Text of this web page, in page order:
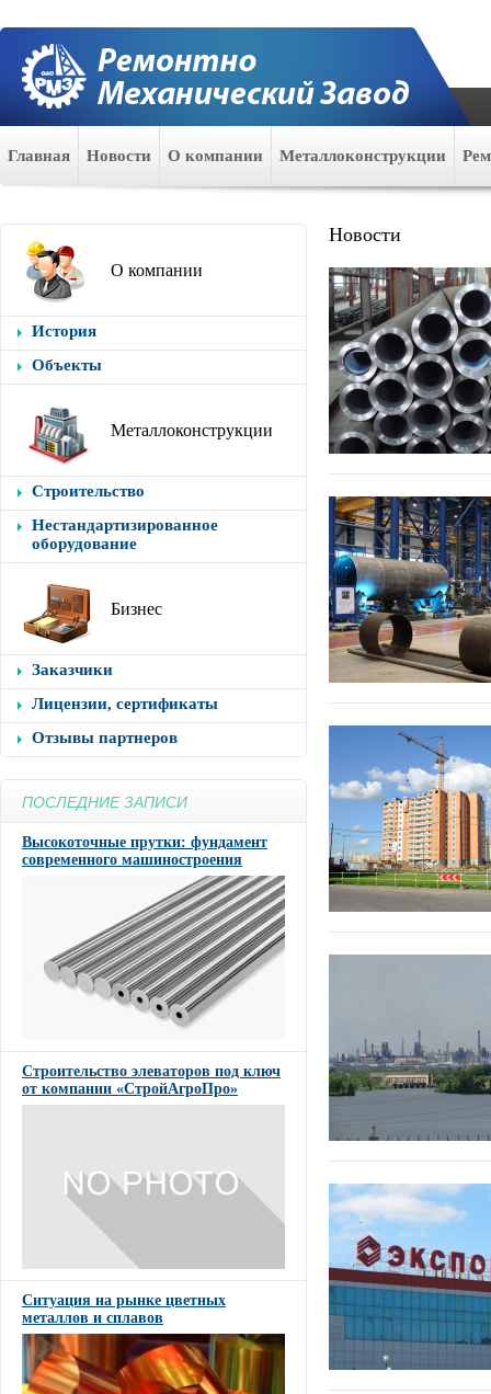
Главная Новости О компании Металлоконструкции
О компании
История
Объекты
Металлоконструкции
Строительство
Нестандартизированное
оборудование
Бизнес
Заказчики
Лицензии, сертификаты
Отзывы партнеров
ПОСЛЕДНИЕ ЗАПИСИ
Высокоточные прутки: фундамент
современного машиностроения
Строительство элеваторов под ключ
от компании «СтройАгроПро»
Ситуация на рынке цветных
металлов и сплавов
Новости